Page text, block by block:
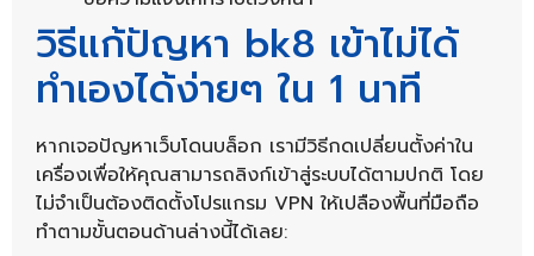
วิธีแก้ปัญหา bk8 เข้าไม่ได้
ทำเองได้ง่ายๆ ใน 1 นาที
หากเจอปัญหาเว็บโดนบล็อก เรามีวิธีกดเปลี่ยนตั้งค่าใน
เครื่องเพื่อให้คุณสามารถลิงก์เข้าสู่ระบบได้ตามปกติ โดย
ไม่จำเป็นต้องติดตั้งโปรแกรม VPN ให้เปลืองพื้นที่มือถือ
ทำตามขั้นตอนด้านล่างนี้ได้เลย: